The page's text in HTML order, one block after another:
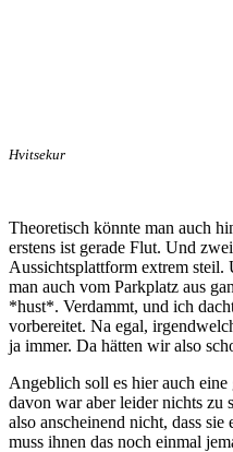
Hvitsekur
Theoretisch könnte man auch
erstens ist gerade Flut. Und
Aussichtsplattform extrem steil.
man auch vom Parkplatz aus
*hust*. Verdammt, und ich
vorbereitet. Na egal,
ja immer. Da hätten wir also
Angeblich soll es hier auch
davon war aber leider nichts zu
also anscheinend nicht, dass
muss ihnen das noch einmal